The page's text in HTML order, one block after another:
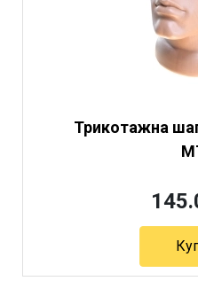
Трикотажна